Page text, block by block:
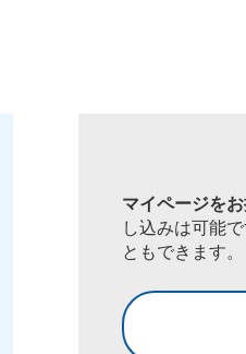
マイページを
し込みは可能
ともできます。